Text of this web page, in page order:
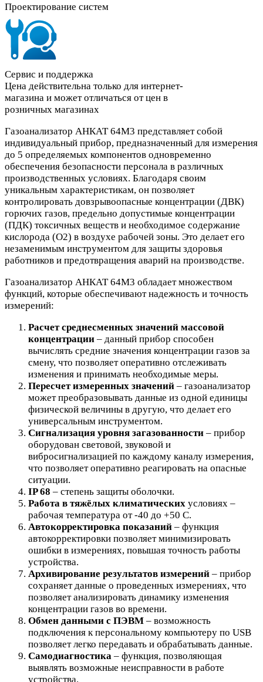
Проектирование систем
Сервис и поддержка
Цена действительна только для интернет-
магазина и может отличаться от цен в
розничных магазинах
Газоанализатор АНКАТ 64М3 представляет собой
индивидуальный прибор, предназначенный для измерения
до 5 определяемых компонентов одновременно
обеспечения безопасности персонала в различных
производственных условиях. Благодаря своим
уникальным характеристикам, он позволяет
контролировать довзрывоопасные концентрации (ДВК)
горючих газов, предельно допустимые концентрации
(ПДК) токсичных веществ и необходимое содержание
кислорода (O2) в воздухе рабочей зоны. Это делает его
незаменимым инструментом для защиты здоровья
работников и предотвращения аварий на производстве.
Газоанализатор АНКАТ 64М3 обладает множеством
функций, которые обеспечивают надежность и точность
измерений:
Расчет среднесменных значений массовой
концентрации – данный прибор способен
вычислять средние значения концентрации газов за
смену, что позволяет оперативно отслеживать
изменения и принимать необходимые меры.
Пересчет измеренных значений – газоанализатор
может преобразовывать данные из одной единицы
физической величины в другую, что делает его
универсальным инструментом.
Сигнализация уровня загазованности – прибор
оборудован световой, звуковой и
вибросигнализацией по каждому каналу измерения,
что позволяет оперативно реагировать на опасные
ситуации.
IP 68 – степень защиты оболочки.
Работа в тяжёлых климатических условиях –
рабочая температура от -40 до +50 С.
Автокорректировка показаний – функция
автокорректировки позволяет минимизировать
ошибки в измерениях, повышая точность работы
устройства.
Архивирование результатов измерений – прибор
сохраняет данные о проведенных измерениях, что
позволяет анализировать динамику изменения
концентрации газов во времени.
Обмен данными с ПЭВМ – возможность
подключения к персональному компьютеру по USB
позволяет легко передавать и обрабатывать данные.
Самодиагностика – функция, позволяющая
выявлять возможные неисправности в работе
устройства.